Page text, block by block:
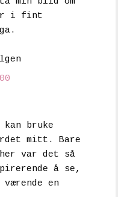
i fint
bruke
mitt. Bare
var det så
å se,
en